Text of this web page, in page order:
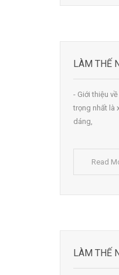
LÀM THẾ
- Giới thiệu
trọng nhất là
dáng,
Read
LÀM THẾ